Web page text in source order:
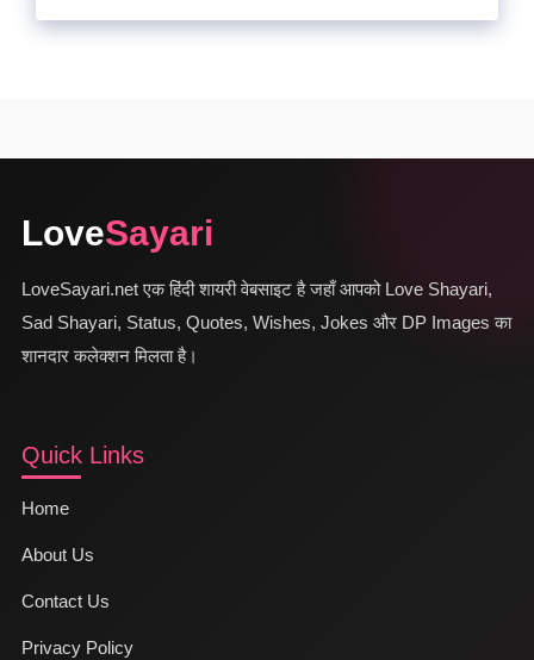
LoveSayari
LoveSayari.net एक हिंदी शायरी वेबसाइट है जहाँ आपको Love Shayari,
Sad Shayari, Status, Quotes, Wishes, Jokes और DP Images का
शानदार कलेक्शन मिलता है।
Quick Links
Home
About Us
Contact Us
Privacy Policy